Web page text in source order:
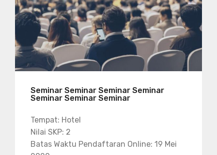
Seminar Seminar Seminar Seminar
Seminar Seminar Seminar
Tempat: Hotel
Nilai SKP: 2
Batas Waktu Pendaftaran Online: 19 Mei